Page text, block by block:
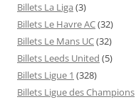
Billets La Liga (3)
Billets Le Havre AC(32)
Billets Le Mans UC(32)
Billets Leeds United (5)
Billets Ligue 1 (328)
Billets Ligue des Champions